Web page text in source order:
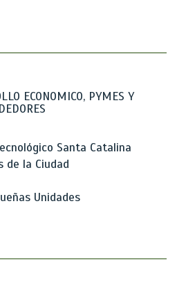
ECONOMICO, PYMES Y
Santa Catalina
de la Ciudad
Unidades